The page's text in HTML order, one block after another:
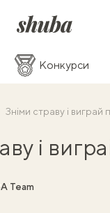
Конкурси
Зніми страву і виграй
і
Team